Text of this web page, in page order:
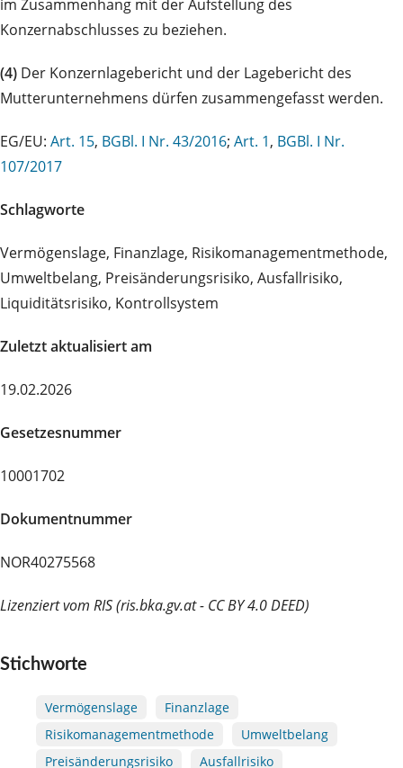
im Zusammenhang mit der Aufstellung des
Konzernabschlusses zu beziehen.
(4) Der Konzernlagebericht und der Lagebericht des
Mutterunternehmens dürfen zusammengefasst werden.
EG/EU: Art. 15, BGBl. I Nr. 43/2016; Art. 1, BGBl. I Nr.
107/2017
Schlagworte
Vermögenslage, Finanzlage, Risikomanagementmethode,
Umweltbelang, Preisänderungsrisiko, Ausfallrisiko,
Liquiditätsrisiko, Kontrollsystem
Zuletzt aktualisiert am
19.02.2026
Gesetzesnummer
10001702
Dokumentnummer
NOR40275568
Lizenziert vom RIS (ris.bka.gv.at - CC BY 4.0 DEED)
Stichworte
Vermögenslage
Finanzlage
Risikomanagementmethode
Umweltbelang
Preisänderungsrisiko
Ausfallrisiko